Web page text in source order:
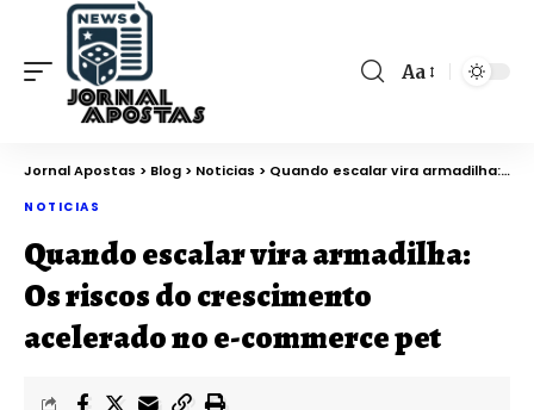
Aa
Jornal Apostas > Blog > Noticias > Quando escalar vira armadilha: Os riscos do crescimento acelerado no e-commerce pet
NOTICIAS
Quando escalar vira armadilha:
Os riscos do crescimento
acelerado no e-commerce pet